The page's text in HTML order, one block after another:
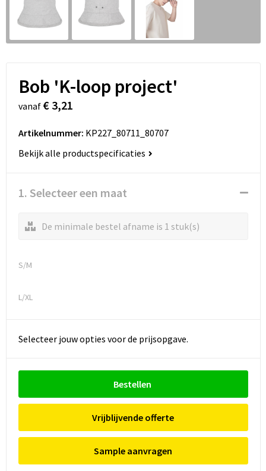
Bob 'K-loop project'
vanaf € 3,21
Artikelnummer: KP227_80711_80707
Bekijk alle productspecificaties
1. Selecteer een maat
De minimale bestel afname is 1 stuk(s)
S/M
L/XL
Selecteer jouw opties voor de prijsopgave.
Bestellen
Vrijblijvende offerte
Sample aanvragen